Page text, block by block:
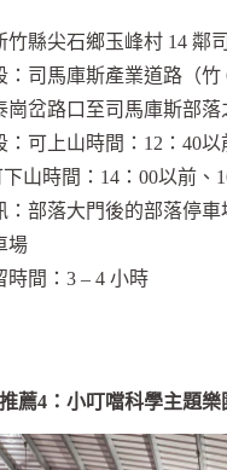
竹縣尖石鄉玉峰村 14 鄰
：司馬庫斯產業道路（竹
崗岔路口至司馬庫斯部落
：可上山時間：12：40以
山時間：14：00以前、
：部落大門後的部落停車
場
時間：3 – 4 小時
薦4：小叮噹科學主題樂